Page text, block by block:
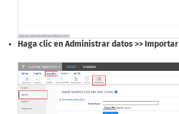
Haga clic en Administrar datos >> Importar